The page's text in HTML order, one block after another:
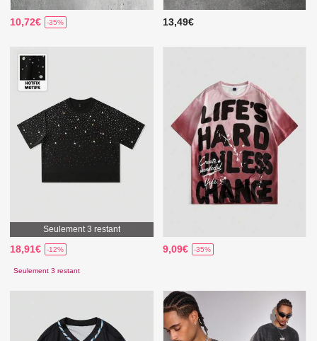
10,72€ -35% 13,49€
Seulement 3 restant
18,91€ -12%
Seulement 3 restant
9,09€ -35%